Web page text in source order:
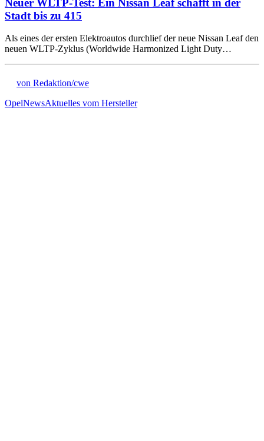
Stadt bis zu 415
Als eines der ersten Elektroautos durchlief der neue Nissan Leaf den
neuen WLTP-Zyklus (Worldwide Harmonized Light Duty…
von Redaktion/cwe
OpelNewsAktuelles vom Hersteller